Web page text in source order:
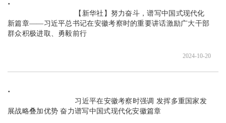
新篇章——习近平总书记在安徽考察时的重要讲话激励广大干部
群众积极进取、勇毅前行
2024-10-20
展战略叠加优势 奋力谱写中国式现代化安徽篇章